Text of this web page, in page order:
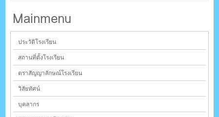
Mainmenu
ประวัติโรงเรียน
สถานที่ตั้งโรงเรียน
ตราสัญญาลักษณ์โรงเรียน
วิสัยทัศน์
บุคลากร